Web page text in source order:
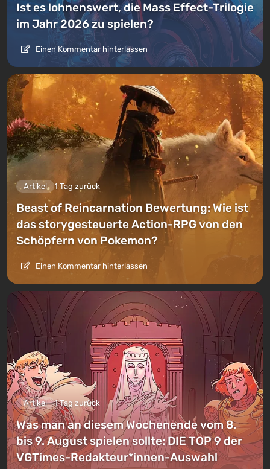
Ist es lohnenswert, die Mass Effect-Trilogie
im Jahr 2026 zu spielen?
Einen Kommentar hinterlassen
Artikel 1 Tag zurück
Beast of Reincarnation Bewertung: Wie ist
das storygesteuerte Action-RPG von den
Schöpfern von Pokemon?
Einen Kommentar hinterlassen
Artikel 1 Tag zurück
Was man an diesem Wochenende vom 8.
bis 9. August spielen sollte: DIE TOP 9 der
VGTimes-Redakteur*innen-Auswahl